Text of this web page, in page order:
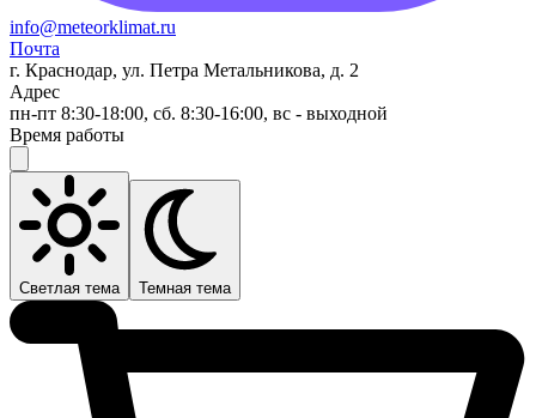
info@meteorklimat.ru
Почта
г. Краснодар, ул. Петра Метальникова, д. 2
Адрес
пн-пт 8:30-18:00, сб. 8:30-16:00, вс - выходной
Время работы
Светлая тема Темная тема